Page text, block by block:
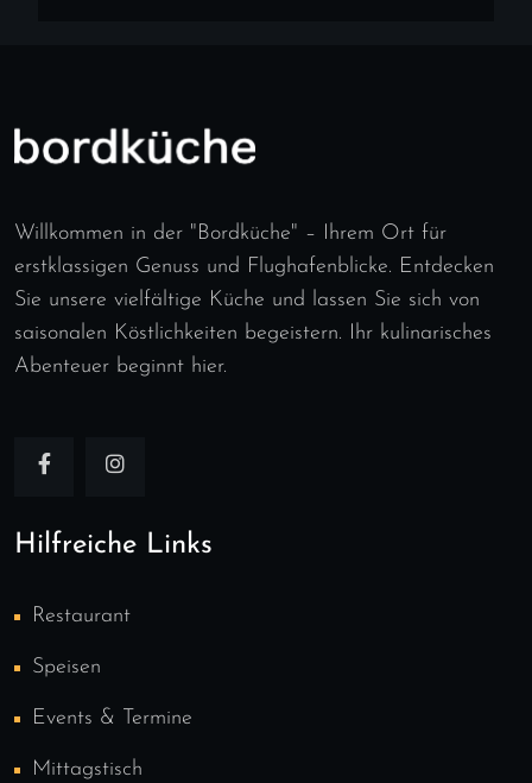
Willkommen in der "Bordküche" – Ihrem Ort für
erstklassigen Genuss und Flughafenblicke. Entdecken
Sie unsere vielfältige Küche und lassen Sie sich von
saisonalen Köstlichkeiten begeistern. Ihr kulinarisches
Abenteuer beginnt hier.
Hilfreiche Links
Restaurant
Speisen
Events & Termine
Mittagstisch